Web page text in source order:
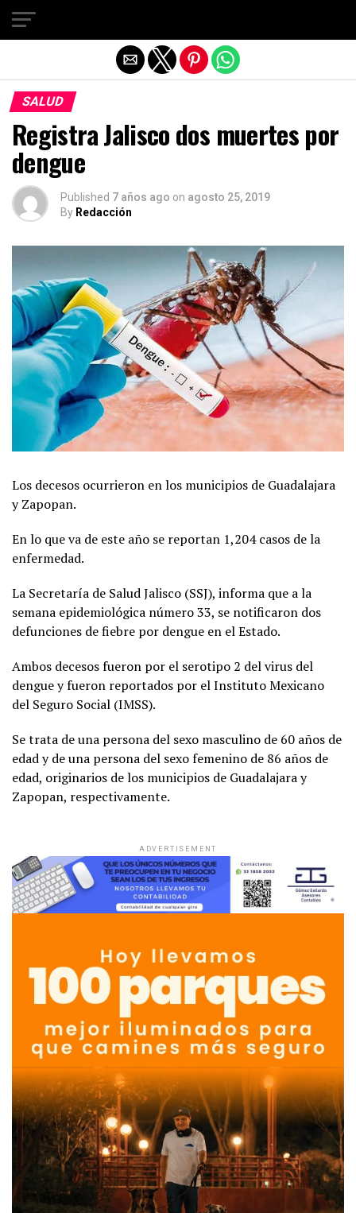
SALUD
Registra Jalisco dos muertes por
dengue
Published 7 años ago on agosto 25, 2019
By Redacción
Los decesos ocurrieron en los municipios de Guadalajara
y Zapopan.
En lo que va de este año se reportan 1,204 casos de la
enfermedad.
La Secretaría de Salud Jalisco (SSJ), informa que a la
semana epidemiológica número 33, se notificaron dos
defunciones de fiebre por dengue en el Estado.
Ambos decesos fueron por el serotipo 2 del virus del
dengue y fueron reportados por el Instituto Mexicano
del Seguro Social (IMSS).
Se trata de una persona del sexo masculino de 60 años de
edad y de una persona del sexo femenino de 86 años de
edad, originarios de los municipios de Guadalajara y
Zapopan, respectivamente.
ADVERTISEMENT